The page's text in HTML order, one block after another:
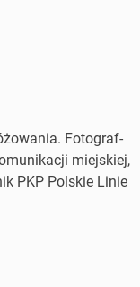
Fotograf-
miejskiej,
PKP Polskie Linie